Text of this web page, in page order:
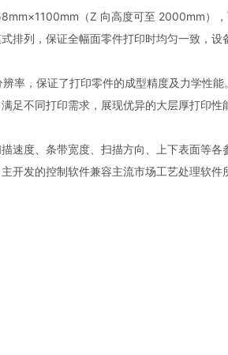
（Z 向高度可至 2000mm）
排列，保证全幅面零件打印时均匀一致，设
率，保证了打印零件的成型精度及力学性
足不同打印需求，展现优异的大层厚打印性
速度、条带宽度、扫描方向、上下表面等
开发的控制软件兼容主流市场工艺处理软